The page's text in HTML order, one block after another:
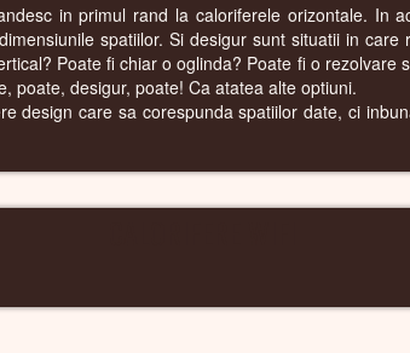
in primul rand la caloriferele orizontale. In
spatiilor. Si desigur sunt situatii in
Poate fi chiar o oglinda? Poate fi o
poate, desigur, poate! Ca atatea alte optiuni.
design care sa corespunda spatiilor date, ci